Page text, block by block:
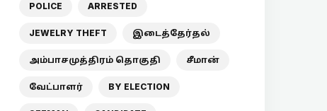
POLICE ARRESTED
JEWELRY THEFT இடைத்தேர்தல்
அம்பாசமுத்திரம் தொகுதி சீமான்
வேட்பாளர் BY ELECTION